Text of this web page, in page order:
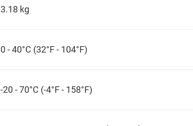
3.18 kg
0 - 40°C (32°F - 104°F)
-20 - 70°C (-4°F - 158°F)